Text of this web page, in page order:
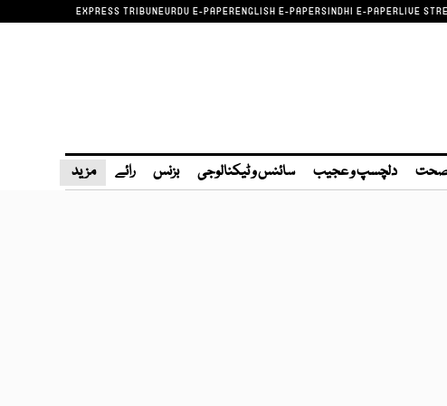
EXPRESS TRIBUNEURDU E-PAPERENGLISH E-PAPERSINDHI E-PAPERLIVE
دلچسپ و عجیب سائنس و ٹیکنالوجی بزنس رائے مزید